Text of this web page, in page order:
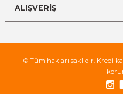
ALIŞVERİŞ
© Tüm hakları saklıdır. Kredi